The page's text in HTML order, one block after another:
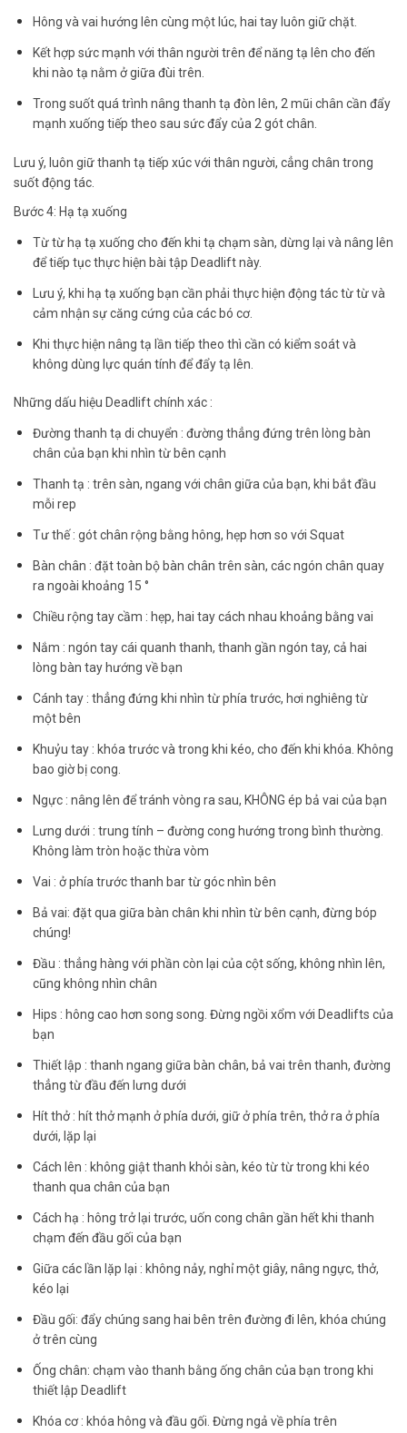
Hông và vai hướng lên cùng một lúc, hai tay luôn giữ chặt.
Kết hợp sức mạnh với thân người trên để năng tạ lên cho đến
khi nào tạ nằm ở giữa đùi trên.
Trong suốt quá trình nâng thanh tạ đòn lên, 2 mũi chân cần đẩy
mạnh xuống tiếp theo sau sức đẩy của 2 gót chân.
Lưu ý, luôn giữ thanh tạ tiếp xúc với thân người, cẳng chân trong
suốt động tác.
Bước 4: Hạ tạ xuống
Từ từ hạ tạ xuống cho đến khi tạ chạm sàn, dừng lại và nâng lên
để tiếp tục thực hiện bài tập Deadlift này.
Lưu ý, khi hạ tạ xuống bạn cần phải thực hiện động tác từ từ và
cảm nhận sự căng cứng của các bó cơ.
Khi thực hiện nâng tạ lần tiếp theo thì cần có kiểm soát và
không dùng lực quán tính để đẩy tạ lên.
Những dấu hiệu Deadlift chính xác :
Đường thanh tạ di chuyển : đường thẳng đứng trên lòng bàn
chân của bạn khi nhìn từ bên cạnh
Thanh tạ : trên sàn, ngang với chân giữa của bạn, khi bắt đầu
mỗi rep
Tư thế : gót chân rộng bằng hông, hẹp hơn so với Squat
Bàn chân : đặt toàn bộ bàn chân trên sàn, các ngón chân quay
ra ngoài khoảng 15 °
Chiều rộng tay cầm : hẹp, hai tay cách nhau khoảng bằng vai
Nắm : ngón tay cái quanh thanh, thanh gần ngón tay, cả hai
lòng bàn tay hướng về bạn
Cánh tay : thẳng đứng khi nhìn từ phía trước, hơi nghiêng từ
một bên
Khuỷu tay : khóa trước và trong khi kéo, cho đến khi khóa. Không
bao giờ bị cong.
Ngực : nâng lên để tránh vòng ra sau, KHÔNG ép bả vai của bạn
Lưng dưới : trung tính – đường cong hướng trong bình thường.
Không làm tròn hoặc thừa vòm
Vai : ở phía trước thanh bar từ góc nhìn bên
Bả vai: đặt qua giữa bàn chân khi nhìn từ bên cạnh, đừng bóp
chúng!
Đầu : thẳng hàng với phần còn lại của cột sống, không nhìn lên,
cũng không nhìn chân
Hips : hông cao hơn song song. Đừng ngồi xổm với Deadlifts của
bạn
Thiết lập : thanh ngang giữa bàn chân, bả vai trên thanh, đường
thẳng từ đầu đến lưng dưới
Hít thở : hít thở mạnh ở phía dưới, giữ ở phía trên, thở ra ở phía
dưới, lặp lại
Cách lên : không giật thanh khỏi sàn, kéo từ từ trong khi kéo
thanh qua chân của bạn
Cách hạ : hông trở lại trước, uốn cong chân gần hết khi thanh
chạm đến đầu gối của bạn
Giữa các lần lặp lại : không nảy, nghỉ một giây, nâng ngực, thở,
kéo lại
Đầu gối: đẩy chúng sang hai bên trên đường đi lên, khóa chúng
ở trên cùng
Ống chân: chạm vào thanh bằng ống chân của bạn trong khi
thiết lập Deadlift
Khóa cơ : khóa hông và đầu gối. Đừng ngả về phía trên